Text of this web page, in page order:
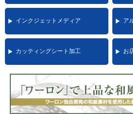
インクジェットメディア ア
カッティングシート加工 お